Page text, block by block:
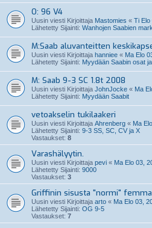
O: 96 V4
Uusin viesti Kirjoittaja Mastomies « Ti Elo
Lähetetty Sijainti: Wanhojen Saabien
M:Saab aluvanteitten
Uusin viesti Kirjoittaja hanniee « Ma Elo
Lähetetty Sijainti: Myydään Saabin osat
M: Saab 9-3 SC 1.8t 2008
Uusin viesti Kirjoittaja JohnJocke « Ma
Lähetetty Sijainti: Myydään Saabit
vetoakselin tukilaakeri
Uusin viesti Kirjoittaja Ahrenberg « Ma
Lähetetty Sijainti: 9-3 SS, SC, CV ja X
Vastaukset: 8
Varashälyytin.
Uusin viesti Kirjoittaja pevi « Ma Elo 03,
Lähetetty Sijainti: 9000
Vastaukset: 3
Griffinin sisusta "normi"
Uusin viesti Kirjoittaja arto « Ma Elo 03,
Lähetetty Sijainti: OG 9-5
Vastaukset: 7